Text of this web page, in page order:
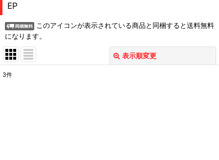
EP
このアイコンが表示されている商品と同梱すると送料無料
になります。
表示順変更
3件